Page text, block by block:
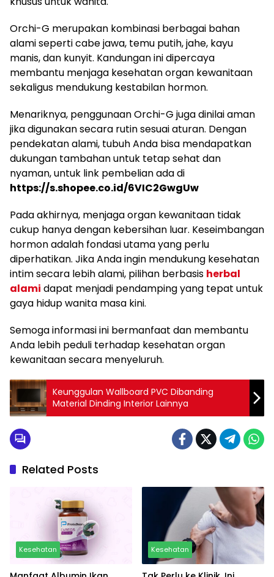
Orchi-G merupakan kombinasi berbagai bahan
alami seperti cabe jawa, temu putih, jahe, kayu
manis, dan kunyit. Kandungan ini dipercaya
membantu menjaga kesehatan organ kewanitaan
sekaligus mendukung kestabilan hormon.
Menariknya, penggunaan Orchi-G juga dinilai aman
jika digunakan secara rutin sesuai aturan. Dengan
pendekatan alami, tubuh Anda bisa mendapatkan
dukungan tambahan untuk tetap sehat dan
nyaman, untuk link pembelian ada di
https://s.shopee.co.id/6VIC2GwgUw
Pada akhirnya, menjaga organ kewanitaan tidak
cukup hanya dengan kebersihan luar. Keseimbangan
hormon adalah fondasi utama yang perlu
diperhatikan. Jika Anda ingin mendukung kesehatan
intim secara lebih alami, pilihan berbasis herbal
alami dapat menjadi pendamping yang tepat untuk
gaya hidup wanita masa kini.
Semoga informasi ini bermanfaat dan membantu
Anda lebih peduli terhadap kesehatan organ
kewanitaan secara menyeluruh.
Keunggulan Wallboard PVC Dibanding
Material Dinding Interior Lainnya
Related Posts
Kesehatan Kesehatan